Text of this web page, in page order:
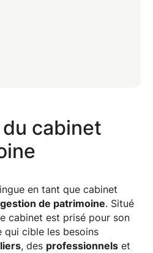
cabinet
en tant que cabinet
gestion de patrimoine. Situé
cabinet est prisé pour son
qui cible les besoins
, des professionnelset